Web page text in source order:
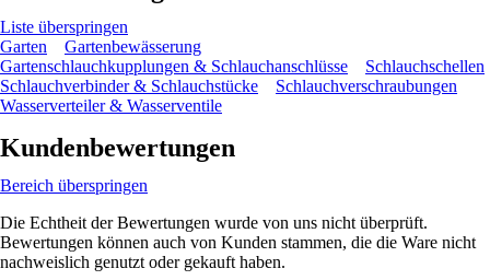
Liste überspringen
Garten
Gartenbewässerung
Gartenschlauchkupplungen & Schlauchanschlüsse
Schlauchschellen
Schlauchverbinder & Schlauchstücke
Schlauchverschraubungen
Wasserverteiler & Wasserventile
Kundenbewertungen
Bereich überspringen
Die Echtheit der Bewertungen wurde von uns nicht überprüft.
Bewertungen können auch von Kunden stammen, die die Ware nicht
nachweislich genutzt oder gekauft haben.